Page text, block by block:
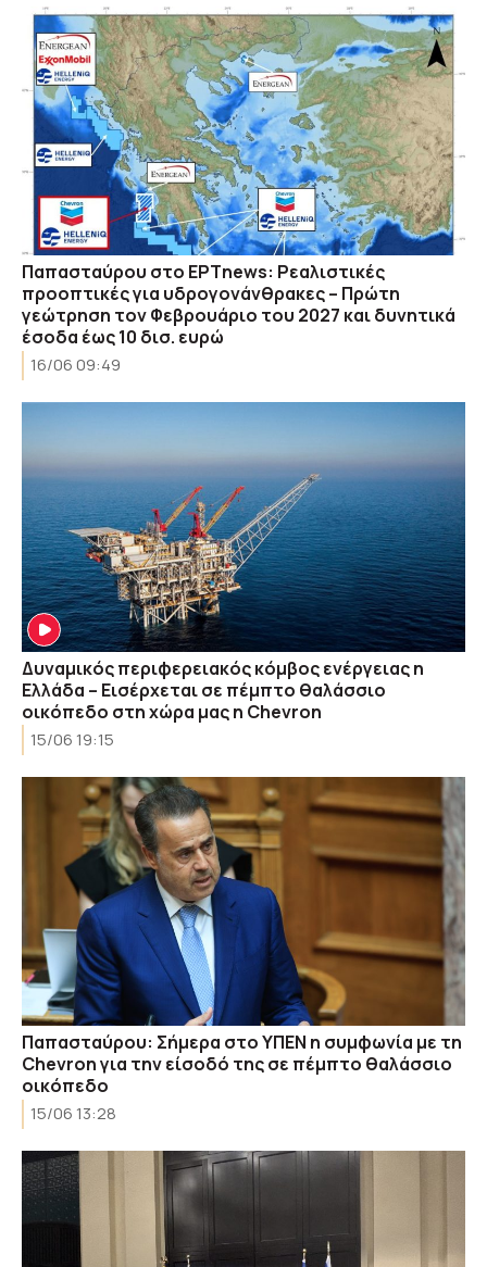
Παπασταύρου στο ΕΡΤnews: Ρεαλιστικές
προοπτικές για υδρογονάνθρακες – Πρώτη
γεώτρηση τον Φεβρουάριο του 2027 και δυνητικά
έσοδα έως 10 δισ. ευρώ
16/06 09:49
Δυναμικός περιφερειακός κόμβος ενέργειας η
Ελλάδα – Εισέρχεται σε πέμπτο θαλάσσιο
οικόπεδο στη χώρα μας η Chevron
15/06 19:15
Παπασταύρου: Σήμερα στο ΥΠΕΝ η συμφωνία με τη
Chevron για την είσοδό της σε πέμπτο θαλάσσιο
οικόπεδο
15/06 13:28